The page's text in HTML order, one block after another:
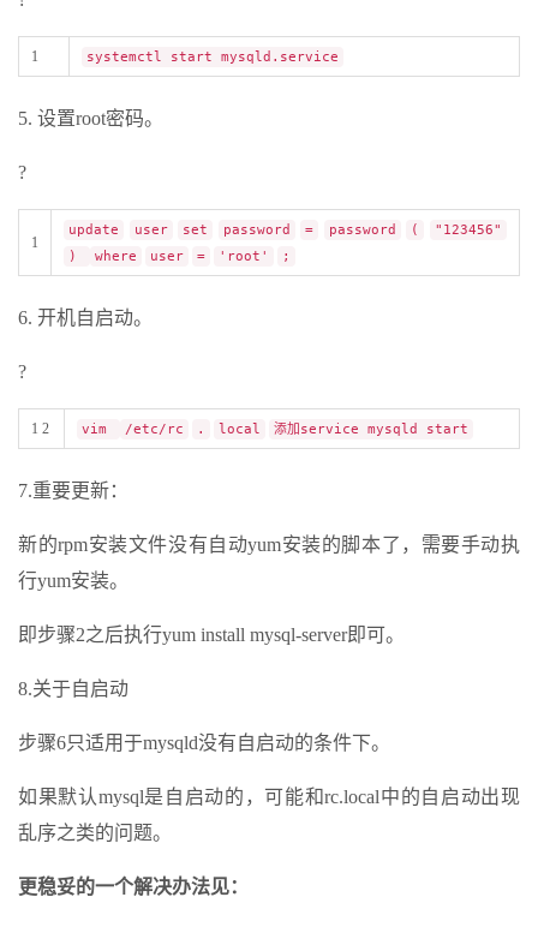
1 systemctl start mysqld.service
5. 设置root密码。
?
1
update user set password = password (
"123456"
)
where user = 'root' ;
6. 开机自启动。
?
1 2 vim /etc/rc . local 添加service mysqld start
7.重要更新：
新的rpm安装文件没有自动yum安装的脚本了，需要手动执
行yum安装。
即步骤2之后执行yum install mysql-server即可。
8.关于自启动
步骤6只适用于mysqld没有自启动的条件下。
如果默认mysql是自启动的，可能和rc.local中的自启动出现
乱序之类的问题。
更稳妥的一个解决办法见：